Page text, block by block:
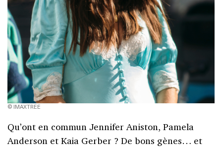
© IMAXTREE
Qu’ont en commun Jennifer Aniston, Pamela
Anderson et Kaia Gerber ? De bons gènes… et